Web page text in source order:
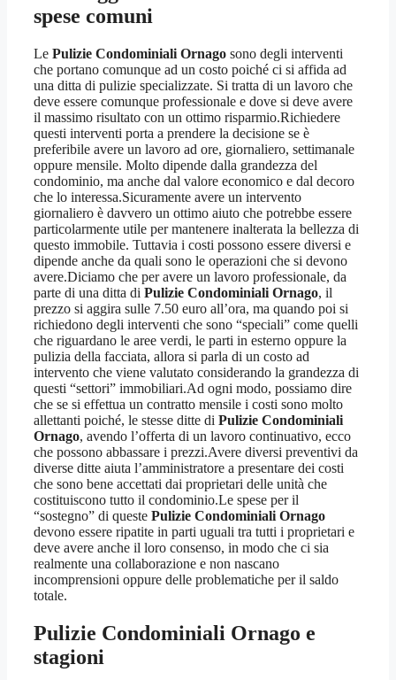
spese comuni
Le Pulizie Condominiali Ornago sono degli interventi
che portano comunque ad un costo poiché ci si affida ad
una ditta di pulizie specializzate. Si tratta di un lavoro che
deve essere comunque professionale e dove si deve avere
il massimo risultato con un ottimo risparmio.Richiedere
questi interventi porta a prendere la decisione se è
preferibile avere un lavoro ad ore, giornaliero, settimanale
oppure mensile. Molto dipende dalla grandezza del
condominio, ma anche dal valore economico e dal decoro
che lo interessa.Sicuramente avere un intervento
giornaliero è davvero un ottimo aiuto che potrebbe essere
particolarmente utile per mantenere inalterata la bellezza di
questo immobile. Tuttavia i costi possono essere diversi e
dipende anche da quali sono le operazioni che si devono
avere.Diciamo che per avere un lavoro professionale, da
parte di una ditta di Pulizie Condominiali Ornago, il
prezzo si aggira sulle 7.50 euro all’ora, ma quando poi si
richiedono degli interventi che sono “speciali” come quelli
che riguardano le aree verdi, le parti in esterno oppure la
pulizia della facciata, allora si parla di un costo ad
intervento che viene valutato considerando la grandezza di
questi “settori” immobiliari.Ad ogni modo, possiamo dire
che se si effettua un contratto mensile i costi sono molto
allettanti poiché, le stesse ditte di Pulizie Condominiali
Ornago, avendo l’offerta di un lavoro continuativo, ecco
che possono abbassare i prezzi.Avere diversi preventivi da
diverse ditte aiuta l’amministratore a presentare dei costi
che sono bene accettati dai proprietari delle unità che
costituiscono tutto il condominio.Le spese per il
“sostegno” di queste Pulizie Condominiali Ornago
devono essere ripatite in parti uguali tra tutti i proprietari e
deve avere anche il loro consenso, in modo che ci sia
realmente una collaborazione e non nascano
incomprensioni oppure delle problematiche per il saldo
totale.
Pulizie Condominiali Ornago e
stagioni